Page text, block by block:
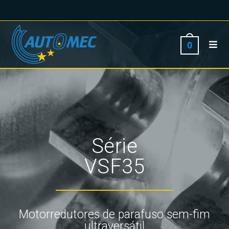
0
Série
VSF35
Motorredutores de parafuso sem-fim
ultraversátil